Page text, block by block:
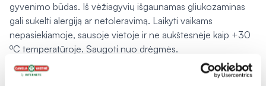
gyvenimo būdas. Iš vėžiagyvių išgaunamas gliukozaminas
gali sukelti alergiją ar netoleravimą. Laikyti vaikams
nepasiekiamoje, sausoje vietoje ir ne aukštesnėje kaip +30
⁰C temperatūroje. Saugoti nuo drėgmės.
Gamintojas:
„Gadot Biochemical Ind. Ltd.“, P.O.B. 10636,